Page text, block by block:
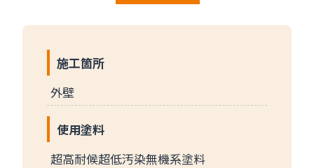
施工箇所
外壁
使用塗料
超高耐候超低汚染無機系塗料